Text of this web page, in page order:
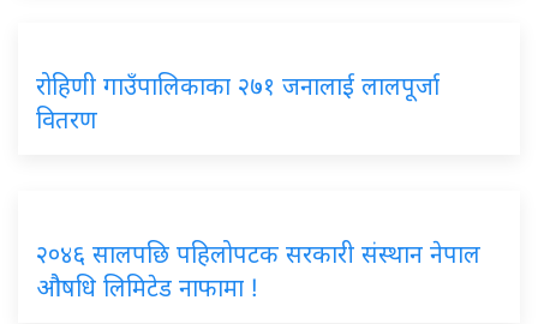
रोहिणी गाउँपालिकाका २७१ जनालाई लालपूर्जा
वितरण
२०४६ सालपछि पहिलोपटक सरकारी संस्थान नेपाल
औषधि लिमिटेड नाफामा !